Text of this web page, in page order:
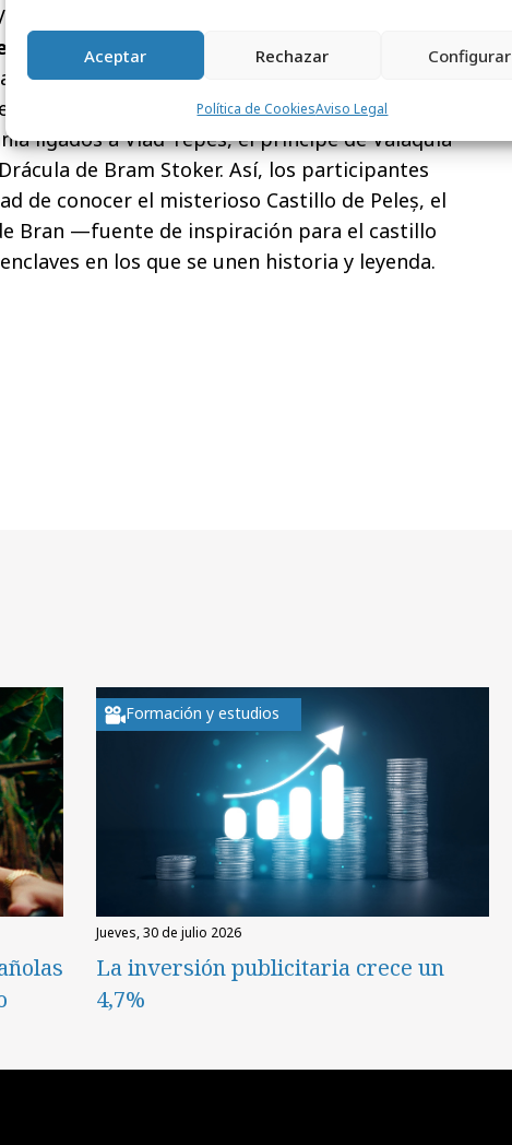
Aceptar Rechazar Configurar
Política de CookiesAviso Legal
lanza también un concurso cuyo ganador
para dos personas a la legendaria región de
durante cuatro noches. La experiencia
temática guiada por los míticos
ligados a Vlad Tepes, el príncipe de Valaquia
de Bram Stoker. Así, los participantes
de conocer el misterioso Castillo de Peleș, el
Bran —fuente de inspiración para el castillo
en los que se unen historia y leyenda.
Formación y estudios
jueves, 30 de julio 2026
La inversión publicitaria crece un
4,7%